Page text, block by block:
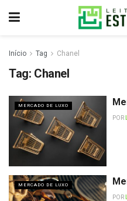
Início Tag Chanel
Tag: Chanel
MERCADO DE LUXO
POR
MERCADO DE LUXO
POR